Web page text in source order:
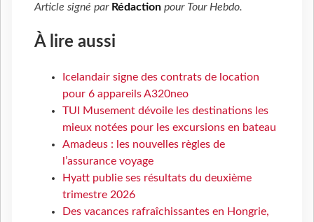
Article signé par Rédaction pour Tour Hebdo.
À lire aussi
Icelandair signe des contrats de location
pour 6 appareils A320neo
TUI Musement dévoile les destinations les
mieux notées pour les excursions en bateau
Amadeus : les nouvelles règles de
l’assurance voyage
Hyatt publie ses résultats du deuxième
trimestre 2026
Des vacances rafraîchissantes en Hongrie,